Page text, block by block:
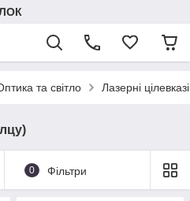
та світло Лазерні
0 Фільтри